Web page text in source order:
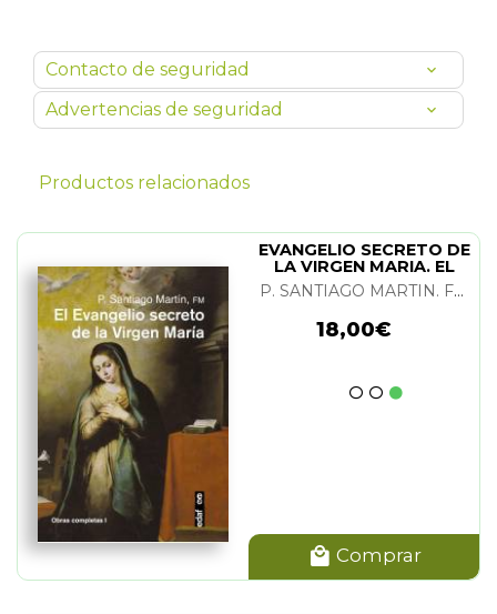
Contacto de seguridad
Advertencias de seguridad
Productos relacionados
EVANGELIO SECRETO DE
LA VIRGEN MARIA. EL
P. SANTIAGO MARTIN. FM
18,00€
Comprar